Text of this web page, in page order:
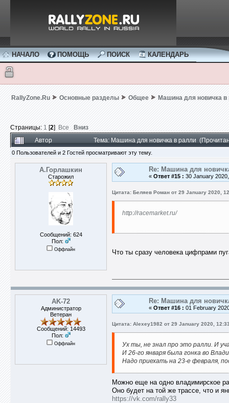
НАЧАЛО ПОМОЩЬ ПОИСК КАЛЕНДАРЬ
RallyZone.Ru Основные разделы Общее Машина для новичка в
Страницы: 1 [2] Все
Вниз
Автор
Тема: Машина для новичка в ралли
0 Пользователей и 2 Гостей просматривают эту тему.
А.Горлашкин
Старожил
Сообщений: 624
Пол:
Оффлайн
Re: Машина для
« Ответ #15 : 30 January
Цитата: Беляев Роман от 29 January 2020,
http://racemarket.ru/
Что ты сразу человека цифпрами
AK-72
Администратор
Ветеран
Сообщений: 14493
Пол:
Оффлайн
Re: Машина для
« Ответ #16 : 01 February
Цитата: Alexey1982 от 29 January 2020,
Ух ты, не знал про это ралли. И
И 26-го января была гонка во
Надо приехать на 23-е февраля,
Можно еще на одно владимирское
Оно будет на той же трассе, что и
https://vk.com/rally33